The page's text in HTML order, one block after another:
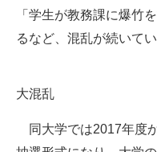
スマホと通信の最新トレ
進化するPCとデバイスの
「学生が教務課に爆竹
るなど、混乱が続いてい
大混乱
同大学では2017年度